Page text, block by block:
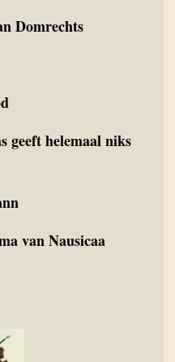
Domrechts
geeft helemaal niks
van Nausicaa